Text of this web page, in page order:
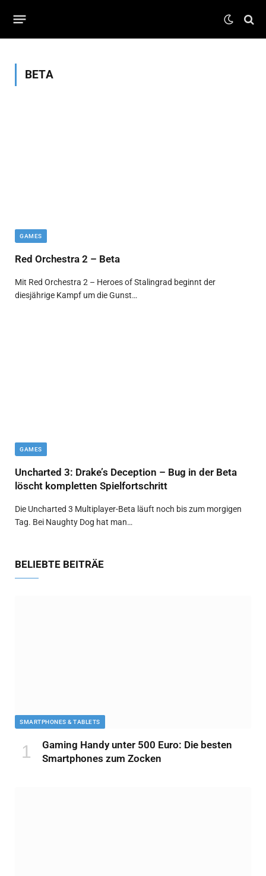
BETA
GAMES
Red Orchestra 2 – Beta
Mit Red Orchestra 2 – Heroes of Stalingrad beginnt der
diesjährige Kampf um die Gunst…
GAMES
Uncharted 3: Drake’s Deception – Bug in der Beta
löscht kompletten Spielfortschritt
Die Uncharted 3 Multiplayer-Beta läuft noch bis zum morgigen
Tag. Bei Naughty Dog hat man…
BELIEBTE BEITRÄE
SMARTPHONES & TABLETS
Gaming Handy unter 500 Euro: Die besten
Smartphones zum Zocken